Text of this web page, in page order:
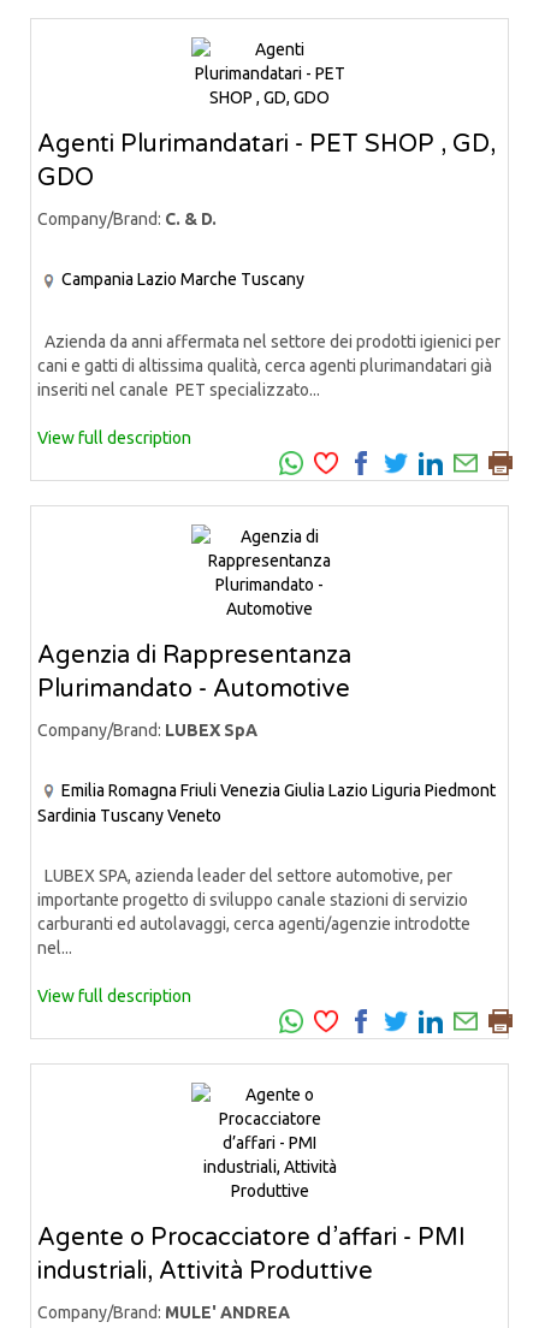
Agenti Plurimandatari - PET SHOP , GD,
GDO
Company/Brand: C. & D.
Campania Lazio Marche Tuscany
Azienda da anni affermata nel settore dei prodotti igienici per
cani e gatti di altissima qualità, cerca agenti plurimandatari già
inseriti nel canale PET specializzato...
View full description
Agenzia di Rappresentanza
Plurimandato - Automotive
Company/Brand: LUBEX SpA
Emilia Romagna Friuli Venezia Giulia Lazio Liguria Piedmont
Sardinia TuscanyVeneto
LUBEX SPA, azienda leader del settore automotive, per
importante progetto di sviluppo canale stazioni di servizio
carburanti ed autolavaggi, cerca agenti/agenzie introdotte
nel...
View full description
Agente o Procacciatore d’affari - PMI
industriali, Attività Produttive
Company/Brand: MULE' ANDREA